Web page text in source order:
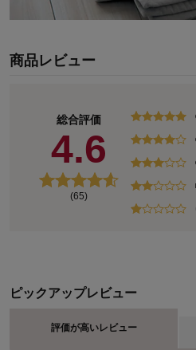
商品レビュー
総合評価
4.6
(65)
ピックアップレビュー
評価が高いレビュー